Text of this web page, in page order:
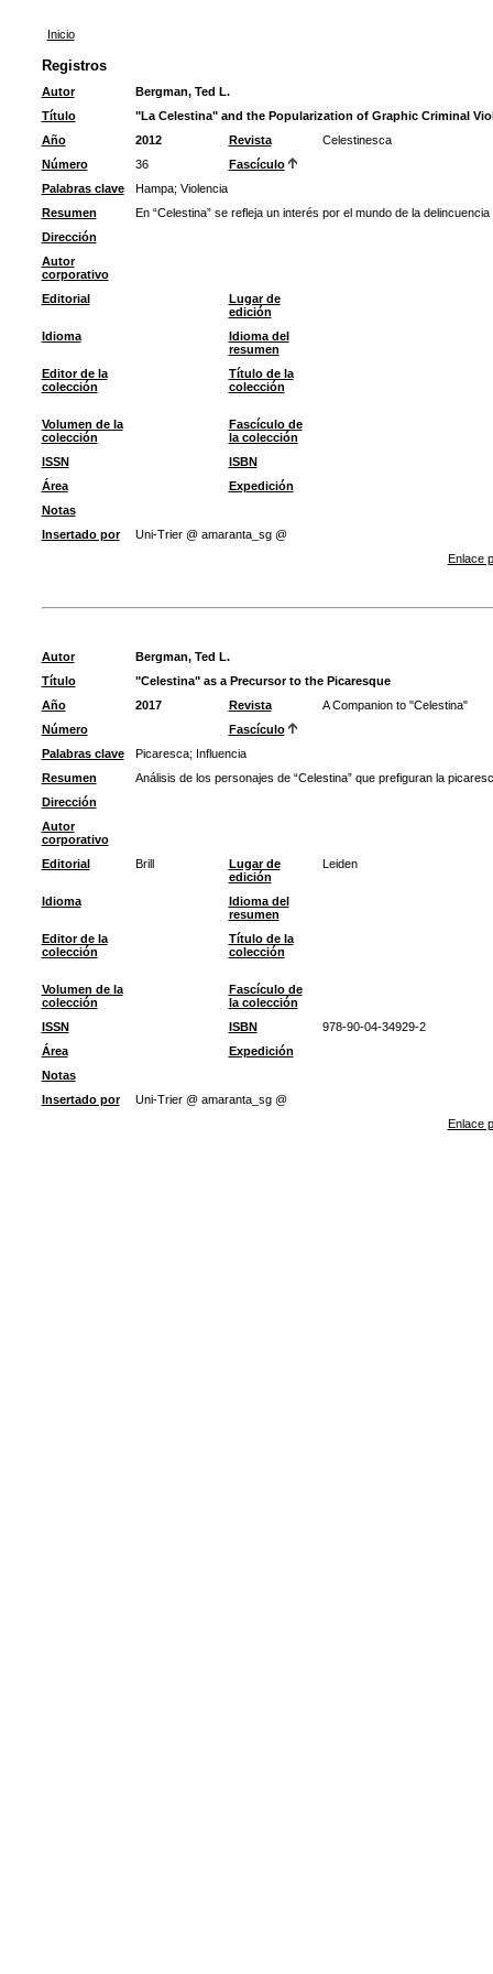
Inicio
Registros
Autor
Bergman, Ted L.
Título
"La Celestina" and the Popularization of Graphic Criminal
Año
2012 Revista
Celestinesca
Número
36
Fascículo
Palabras clave
Hampa; Violencia
Resumen
En “Celestina” se refleja un interés por el mundo de la
Dirección
Autor
corporativo
Editorial
Lugar de
edición
Idioma
Idioma del
resumen
Editor de la
colección
Título de la
colección
Volumen de la
colección
Fascículo de
la colección
ISSN
ISBN
Área
Expedición
Notas
Insertado por
Uni-Trier @ amaranta_sg @
Enlace
Autor
Bergman, Ted L.
Título
"Celestina" as a Precursor to the Picaresque
Año
2017 Revista
A Companion to "Celestina"
Número
Fascículo
Palabras clave
Picaresca; Influencia
Resumen
Análisis de los personajes de “Celestina” que prefiguran la
Dirección
Autor
corporativo
Editorial
Brill
Lugar de
edición
Leiden
Idioma
Idioma del
resumen
Editor de la
colección
Título de la
colección
Volumen de la
colección
Fascículo de
la colección
ISSN
ISBN
978-90-04-34929-2
Área
Expedición
Notas
Insertado por
Uni-Trier @ amaranta_sg @
Enlace